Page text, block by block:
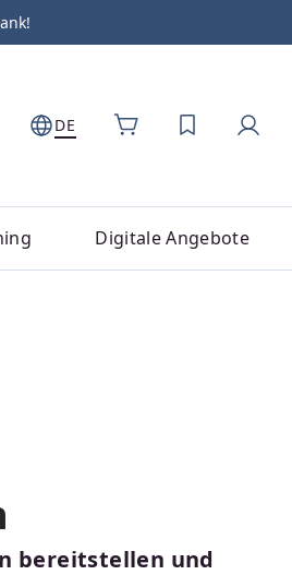
DE DU HAST 0
Digitale Angebote
bereitstellen und